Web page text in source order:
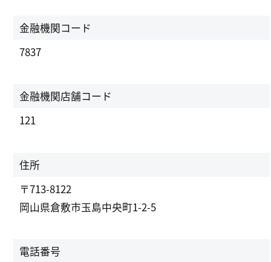
金融機関コード
7837
金融機関店舗コード
121
住所
〒713-8122
岡山県倉敷市玉島中央町1-2-5
電話番号